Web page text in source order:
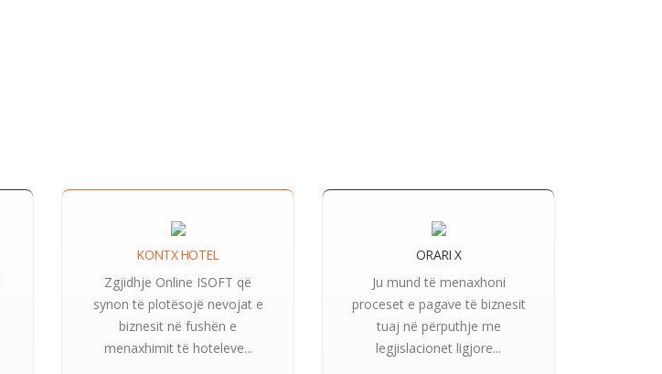
KONTX HOTEL
Zgjidhje Online ISOFT që
synon të plotësojë nevojat e
biznesit në fushën e
menaxhimit të hoteleve...
ORARI X
Ju mund të menaxhoni
proceset e pagave të biznesit
tuaj në përputhje me
legjislacionet ligjore...